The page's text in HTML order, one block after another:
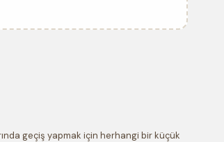
geçiş yapmak için herhangi bir küçük